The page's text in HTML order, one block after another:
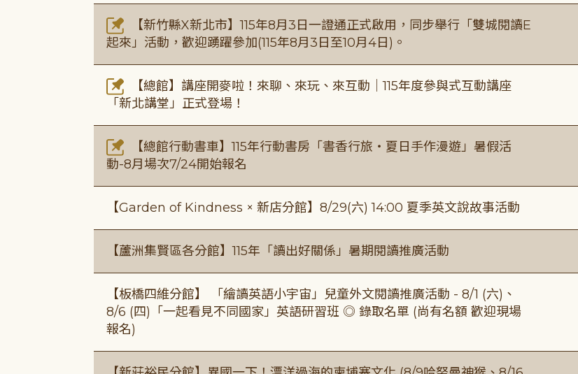
【新竹縣X新北市】115年8月3日一證通正式啟用，同步舉行「雙城閱讀E
起來」活動，歡迎踴躍參加(115年8月3日至10月4日)。
【總館】講座開麥啦！來聊、來玩、來互動｜115年度參與式互動講座
「新北講堂」正式登場！
【總館行動書車】115年行動書房「書香行旅・夏日手作漫遊」暑假活
動-8月場次7/24開始報名
【Garden of Kindness × 新店分館】8/29(六) 14:00 夏季英文說故事活動
【蘆洲集賢區各分館】115年「讀出好關係」暑期閱讀推廣活動
【板橋四維分館】 「繪讀英語小宇宙」兒童外文閱讀推廣活動 - 8/1 (六)、
8/6 (四)「一起看見不同國家」英語研習班 ◎ 錄取名單 (尚有名額 歡迎現場
報名)